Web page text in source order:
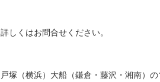
詳しくはお問合せください。
戸塚（横浜）大船（鎌倉・藤沢・湘南）